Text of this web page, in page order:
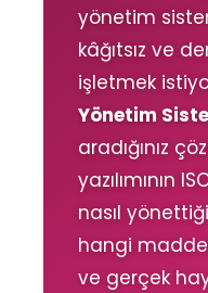
yönetim
kâğıtsız ve
işletmek
Yönetim
aradığınız
yazılımının
nasıl
hangi
ve gerçek